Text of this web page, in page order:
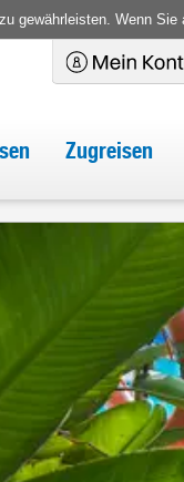
gewährleisten. Wenn
Zugreisen